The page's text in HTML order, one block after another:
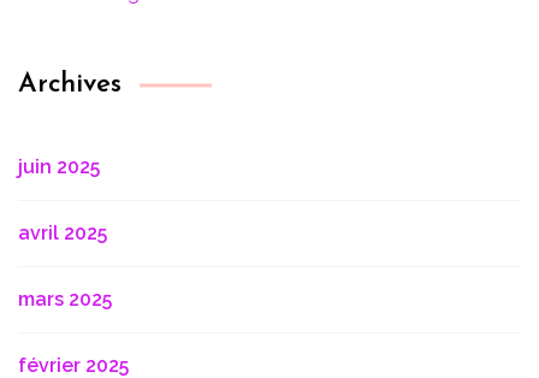
Archives
juin 2025
avril 2025
mars 2025
février 2025